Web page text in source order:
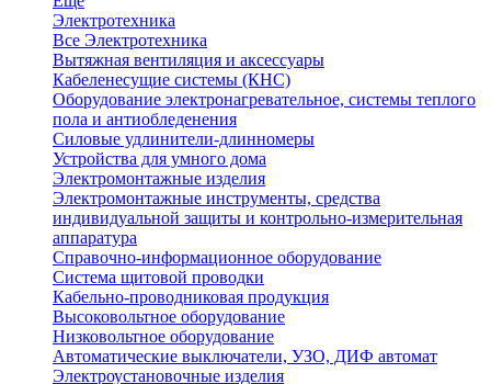
Электротехника
Все Электротехника
Вытяжная вентиляция и аксессуары
Кабеленесущие системы (КНС)
Оборудование электронагревательное, системы теплого
пола и антиобледенения
Силовые удлинители-длинномеры
Устройства для умного дома
Электромонтажные изделия
Электромонтажные инструменты, средства
индивидуальной защиты и контрольно-измерительная
аппаратура
Справочно-информационное оборудование
Система щитовой проводки
Кабельно-проводниковая продукция
Высоковольтное оборудование
Низковольтное оборудование
Автоматические выключатели, УЗО, ДИФ автомат
Электроустановочные изделия